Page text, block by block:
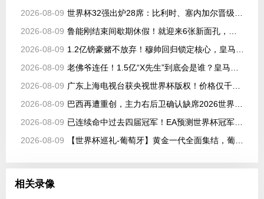
2026-08-09 世界杯32强出炉28席：比利时、塞内加尔晋级，韩国、伊朗待定
2026-08-09 鲁能刚结束间歇期休假！就迎来6张新面孔，都是韩鹏看好的强援
2026-08-09 1.2亿镑豪赌不放弃！穆帅回归锁定核心，皇马持续猛攻世界杯中场
2026-08-09 老佛爷连任！1.5亿“X先生”到底会是谁？皇马即将迎来队史最高身价球
2026-08-09 广东上海电视台获央视世界杯版权！价格仅千万级 网络平台却花了16亿
2026-08-09 巴西再遭重创，主力右后卫确认缺席2026世界杯，安切洛蒂作出回应
2026-08-09 已连续命中过去四届冠军！EA预测世界杯冠军：西班牙将捧杯
2026-08-09
【世界杯巡礼-葡萄牙】黄金一代全面集结，葡萄牙如何打好手中的满级号？
相关录像